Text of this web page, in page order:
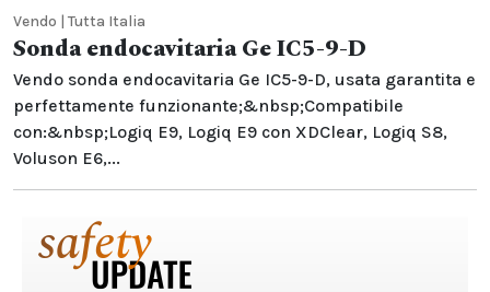
Vendo | Tutta Italia
Sonda endocavitaria Ge IC5-9-D
Vendo sonda endocavitaria Ge IC5-9-D, usata garantita e
perfettamente funzionante;&nbsp;Compatibile
con:&nbsp;Logiq E9, Logiq E9 con XDClear, Logiq S8,
Voluson E6,...